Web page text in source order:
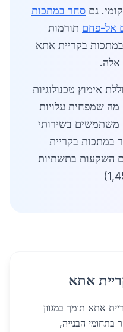
גם סחר במתכות
אל-פחם תורמות
בקריית אתא
אלה.
השוק ב-2026 כוללת אימוץ טכנולוגיות
מה שמפחית עלויות
משתמשים בשירותי
במתכות בקריית
השקעות בתשתיות
אתא
אתא תומך במגוון
בתחומי הבנייה,